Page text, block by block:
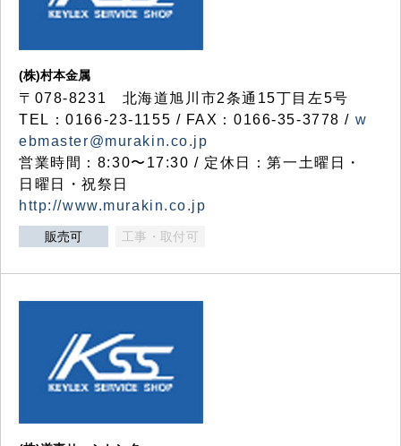
(株)村本金属
〒078-8231 北海道旭川市2条通15丁目左5号
TEL：0166-23-1155 / FAX：0166-35-3778 / w
ebmaster@murakin.co.jp
営業時間：8:30〜17:30 / 定休日：第一土曜日・
日曜日・祝祭日
http://www.murakin.co.jp
販売可 工事・取付可